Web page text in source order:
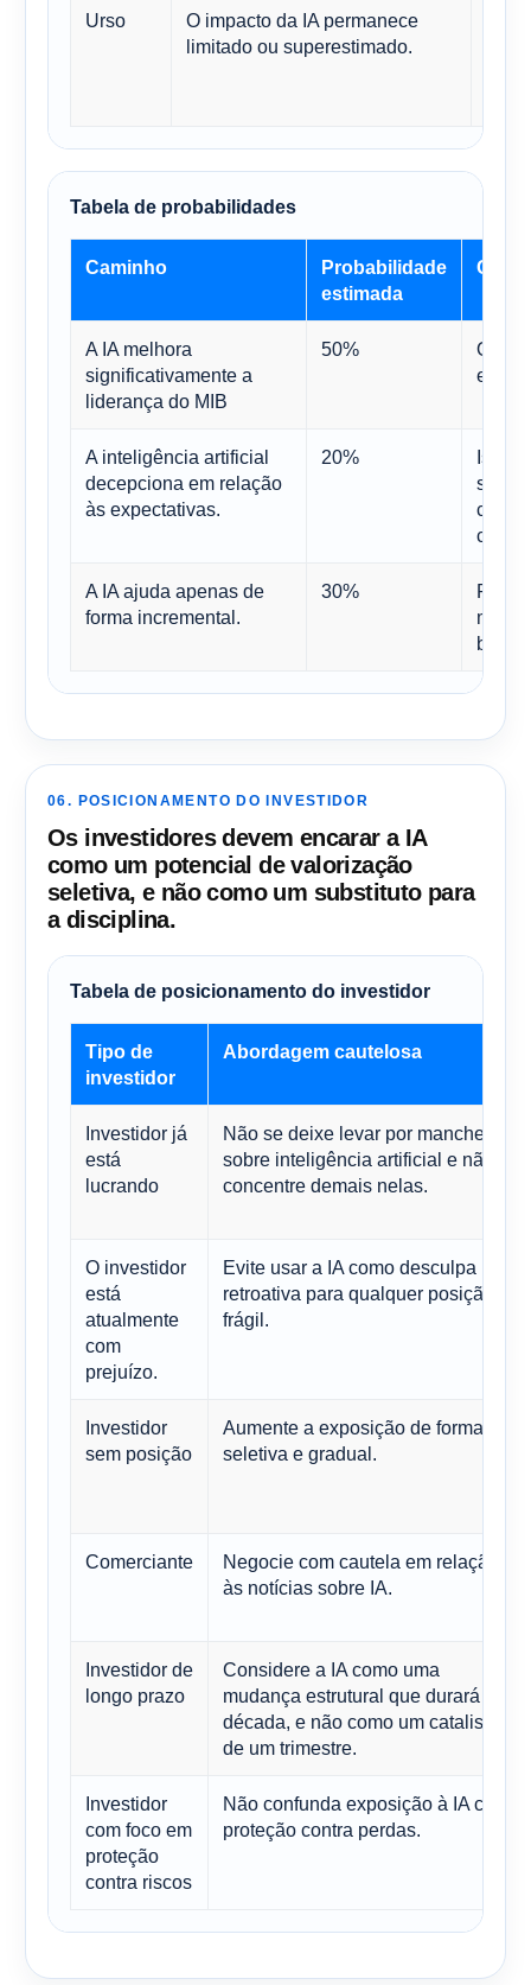
Urso
O impacto da IA ​​permanece
limitado ou superestimado.
Tabela de probabilidades
Caminho
Probabilidade
estimada
A IA melhora
significativamente a
liderança do MIB
50%
Os
em
A inteligência artificial
decepciona em relação
às expectativas.
20%
Isso
sobre
A IA ajuda apenas de
forma incremental.
30%
06. POSICIONAMENTO DO INVESTIDOR
Os investidores devem encarar a IA
como um potencial de valorização
seletiva, e não como um substituto para
a disciplina.
Tabela de posicionamento do investidor
Tipo de
investidor
Abordagem cautelosa
Investidor já
está
lucrando
Não se deixe levar por manchetes
sobre inteligência artificial e não se
concentre demais nelas.
O investidor
está
atualmente
com
prejuízo.
Evite usar a IA como desculpa
retroativa para qualquer posição
frágil.
Investidor
sem posição
Aumente a exposição de forma
seletiva e gradual.
Comerciante
Negocie com cautela em relação
às notícias sobre IA.
Investidor de
longo prazo
Considere a IA como uma
mudança estrutural que durará uma
década, e não como um catalisador
de um trimestre.
Investidor
com foco em
proteção
contra riscos
Não confunda exposição à IA com
proteção contra perdas.